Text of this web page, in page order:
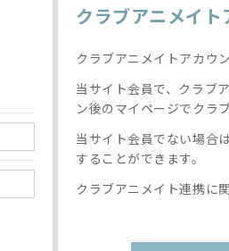
クラブアニメイ
クラブアニメイトアカウ
当サイト会員で、クラブ
ン後のマイページでクラ
当サイト会員でない場合
することができます。
クラブアニメイト連携に